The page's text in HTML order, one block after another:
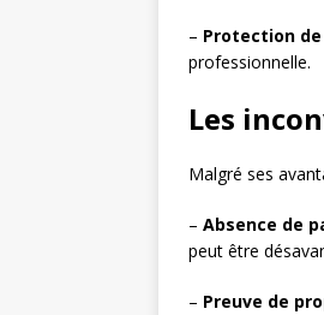
– Protection
professionnelle.
Les
Malgré ses
– Absence de
peut être
– Preuve de